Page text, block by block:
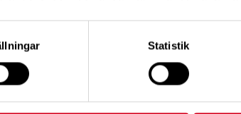
Statistik
sker digitalt på dagtid. Föreläsaren
"direkt" via länk på Zoom (videomöte).
till vår lokal och se föreläsningen
Vi lägger också ut föreläsningen